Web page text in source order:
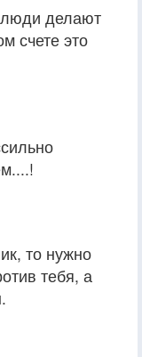
делают
счете это
то нужно
тебя, а